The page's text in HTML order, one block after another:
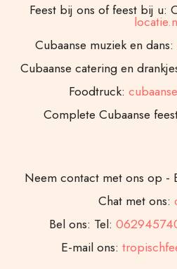
Feest bij ons of feest bij u:
Cubaanse muziek en dans:
Cubaanse catering en
Foodtruck:
Complete Cubaanse
Neem contact met ons op -
Chat met ons:
Bel ons: Tel:
E-mail ons: